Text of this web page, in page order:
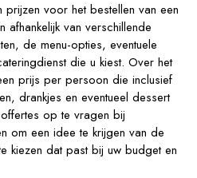
voor het bestellen van een
afhankelijk van verschillende
de menu-opties, eventuele
die u kiest. Over het
prijs per persoon die inclusief
drankjes en eventueel dessert
op te vragen bij
om een idee te krijgen van de
kiezen dat past bij uw budget en